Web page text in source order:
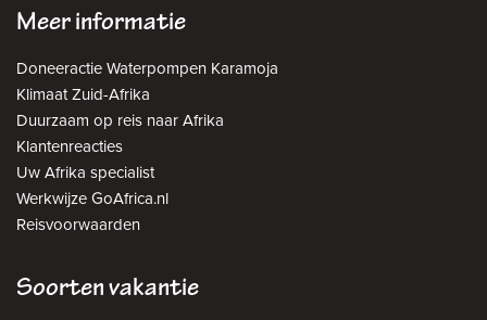
Meer informatie
Doneeractie Waterpompen Karamoja
Klimaat Zuid-Afrika
Duurzaam op reis naar Afrika
Klantenreacties
Uw Afrika specialist
Werkwijze GoAfrica.nl
Reisvoorwaarden
Soorten vakantie